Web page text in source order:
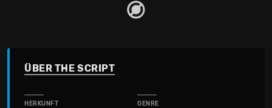
ÜBER THE SCRIPT
HERKUNFT GENRE